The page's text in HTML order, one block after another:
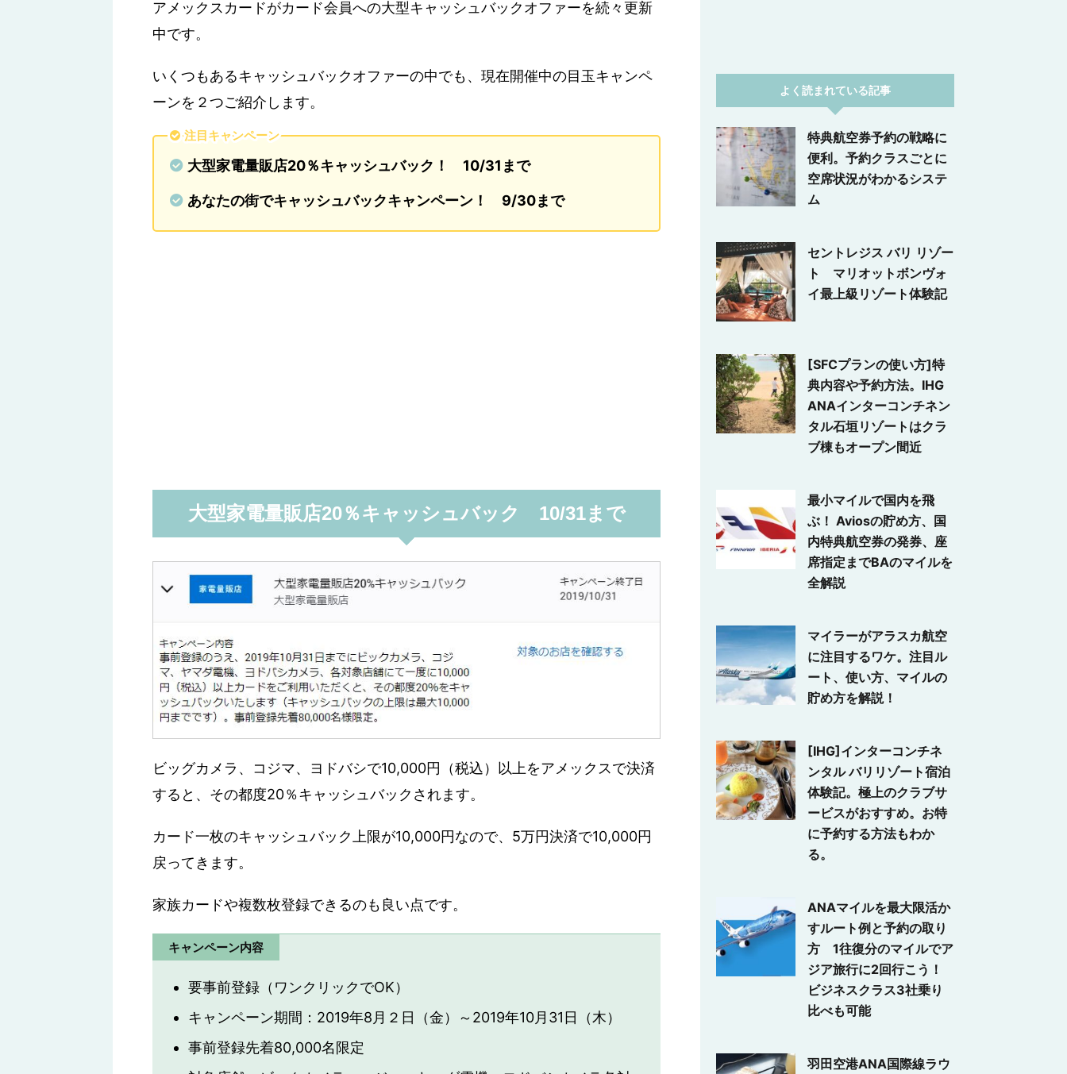
アメックスカードがカード会員への大型キャッシュバックオファーを続々更新
中です。
いくつもあるキャッシュバックオファーの中でも、現在開催中の目玉キャンペ
ーンを２つご紹介します。
注目キャンペーン
大型家電量販店20％キャッシュバック！ 10/31まで
あなたの街でキャッシュバックキャンペーン！ 9/30まで
大型家電量販店20％キャッシュバック 10/31まで
ビッグカメラ、コジマ、ヨドバシで10,000円（税込）以上をアメックスで決済
すると、その都度20％キャッシュバックされます。
カード一枚のキャッシュバック上限が10,000円なので、5万円決済で10,000円
戻ってきます。
家族カードや複数枚登録できるのも良い点です。
キャンペーン内容
要事前登録（ワンクリックでOK）
キャンペーン期間：2019年8月２日（金）～2019年10月31日（木）
事前登録先着80,000名限定
よく読まれている記事
特典航空券予約の戦略に
便利。予約クラスごとに
空席状況がわかるシステ
ム
セントレジス バリ リゾー
ト マリオットボンヴォ
イ最上級リゾート体験記
[SFCプランの使い方]特
典内容や予約方法。IHG
ANAインターコンチネン
タル石垣リゾートはクラ
ブ棟もオープン間近
最小マイルで国内を飛
ぶ！ Aviosの貯め方、国
内特典航空券の発券、座
席指定までBAのマイルを
全解説
マイラーがアラスカ航空
に注目するワケ。注目ル
ート、使い方、マイルの
貯め方を解説！
[IHG]インターコンチネ
ンタル バリリゾート宿泊
体験記。極上のクラブサ
ービスがおすすめ。お特
に予約する方法もわか
る。
ANAマイルを最大限活か
すルート例と予約の取り
方 1往復分のマイルでア
ジア旅行に2回行こう！
ビジネスクラス3社乗り
比べも可能
羽田空港ANA国際線ラウ